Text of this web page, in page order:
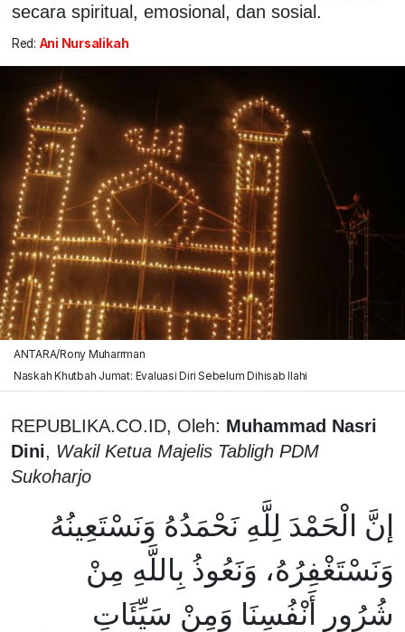
secara spiritual, emosional, dan sosial.
Red: Ani Nursalikah
ANTARA/Rony Muharrman
Naskah Khutbah Jumat: Evaluasi Diri Sebelum Dihisab Ilahi
REPUBLIKA.CO.ID, Oleh: Muhammad Nasri
Dini, Wakil Ketua Majelis Tabligh PDM
Sukoharjo
إنَّ الْحَمْدَ لِلَّهِ نَحْمَدُهُ وَنَسْتَعِينُهُ
وَنَسْتَغْفِرُهُ، وَنَعُوذُ بِاللَّهِ مِنْ
شُرُورِ أَنْفُسِنَا وَمِنْ سَيِّئَاتِ